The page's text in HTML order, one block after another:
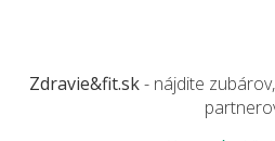
Zdravie&fit.sk- nájdite